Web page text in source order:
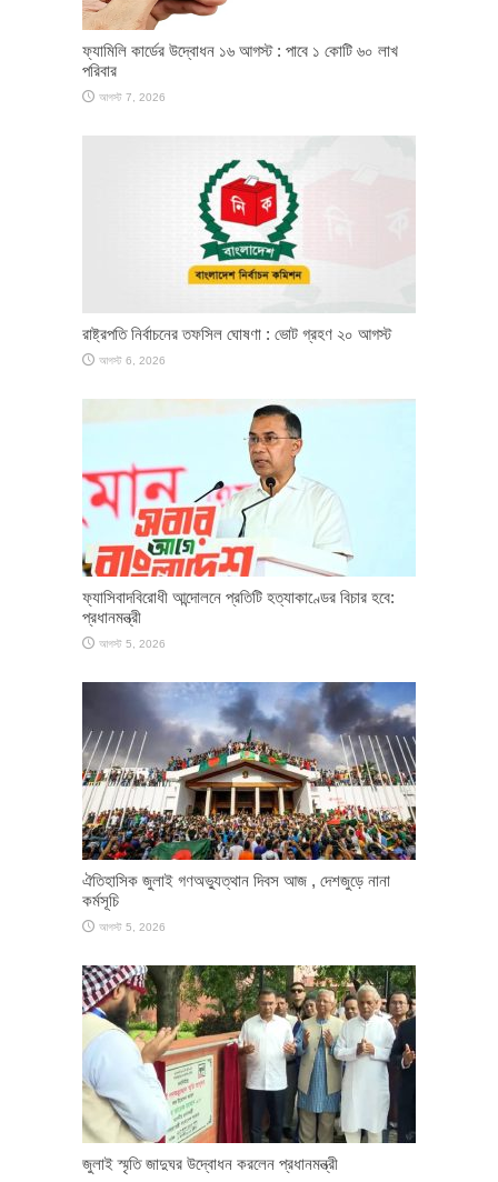
ফ্যামিলি কার্ডের উদ্বোধন ১৬ আগস্ট : পাবে ১ কোটি ৬০ লাখ
পরিবার
আগস্ট 7, 2026
রাষ্ট্রপতি নির্বাচনের তফসিল ঘোষণা : ভোট গ্রহণ ২০ আগস্ট
আগস্ট 6, 2026
ফ্যাসিবাদবিরোধী আন্দোলনে প্রতিটি হত্যাকাণ্ডের বিচার হবে:
প্রধানমন্ত্রী
আগস্ট 5, 2026
ঐতিহাসিক জুলাই গণঅভ্যুত্থান দিবস আজ , দেশজুড়ে নানা
কর্মসূচি
আগস্ট 5, 2026
জুলাই স্মৃতি জাদুঘর উদ্বোধন করলেন প্রধানমন্ত্রী